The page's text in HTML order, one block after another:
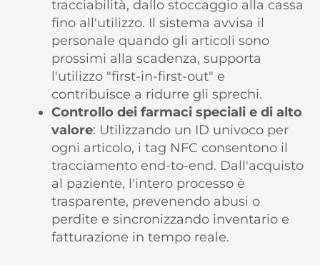
tracciabilità, dallo stoccaggio alla cassa
fino all'utilizzo. Il sistema avvisa il
personale quando gli articoli sono
prossimi alla scadenza, supporta
l'utilizzo "first-in-first-out" e
contribuisce a ridurre gli sprechi.
Controllo dei farmaci speciali e di alto
valore: Utilizzando un ID univoco per
ogni articolo, i tag NFC consentono il
tracciamento end-to-end. Dall'acquisto
al paziente, l'intero processo è
trasparente, prevenendo abusi o
perdite e sincronizzando inventario e
fatturazione in tempo reale.